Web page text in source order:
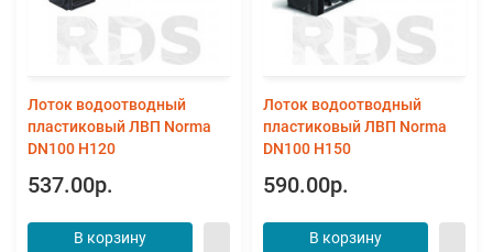
Лоток водоотводный
пластиковый ЛВП Norma
DN100 Н120
537.00р.
В корзину
Лоток водоотводный
пластиковый ЛВП Norma
DN100 Н150
590.00р.
В корзину